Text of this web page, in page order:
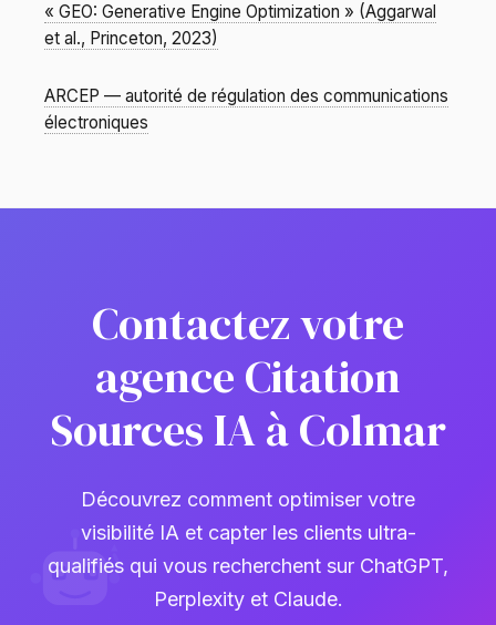
« GEO: Generative Engine Optimization » (Aggarwal
et al., Princeton, 2023)
ARCEP — autorité de régulation des communications
électroniques
Contactez votre
agence Citation
Sources IA à Colmar
Découvrez comment optimiser votre
visibilité IA et capter les clients ultra-
qualifiés qui vous recherchent sur ChatGPT,
Perplexity et Claude.